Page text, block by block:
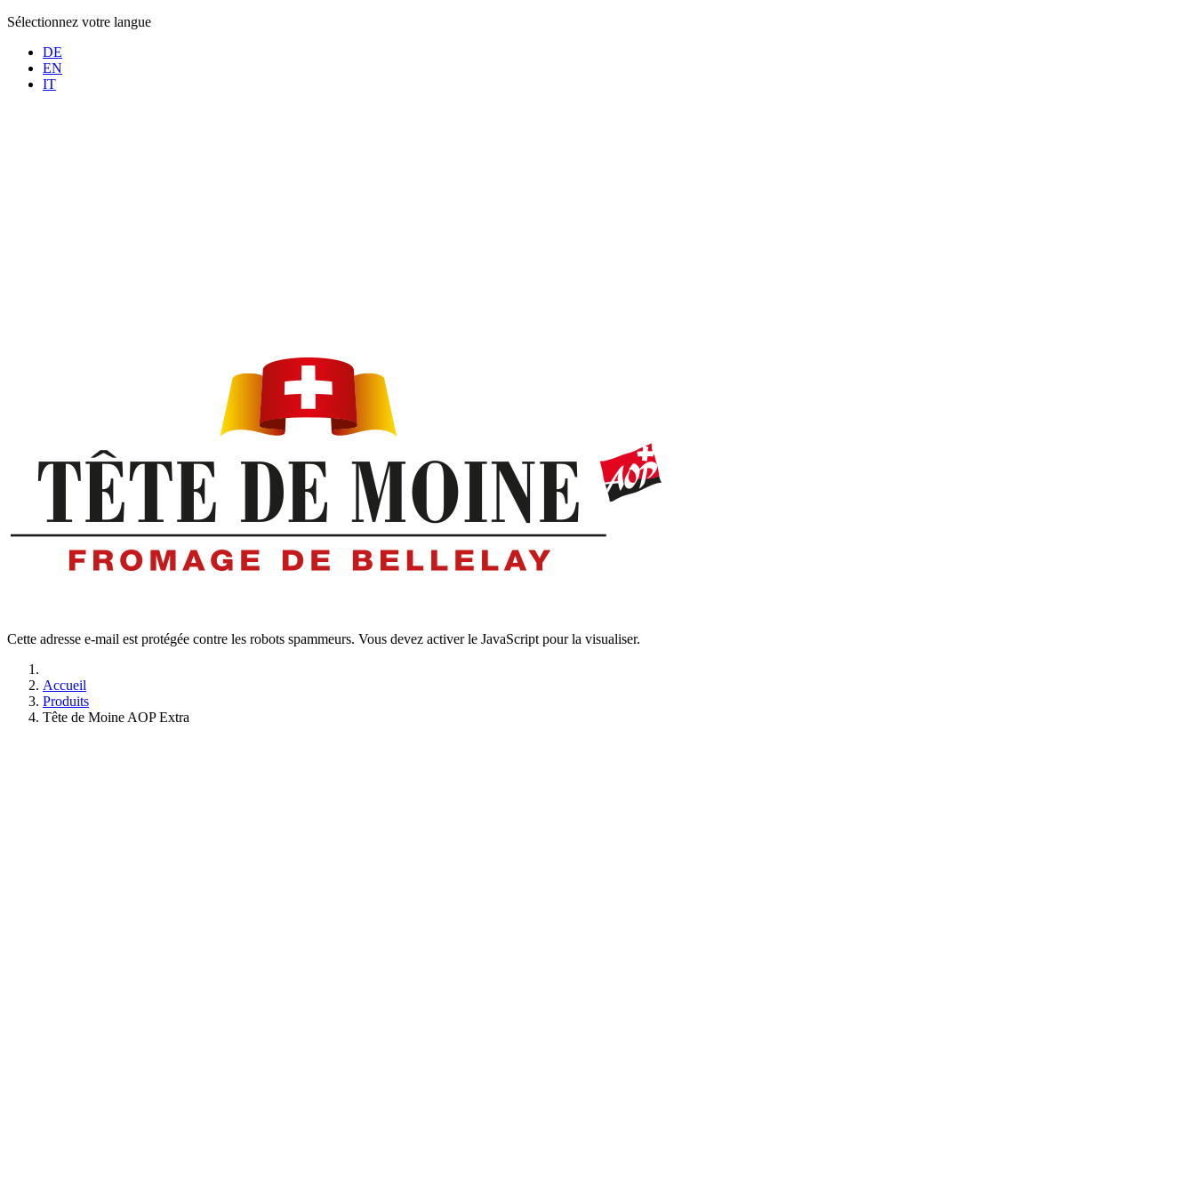
Sélectionnez votre langue
DE
EN
IT
Cette adresse e-mail est protégée contre les robots spammeurs. Vous devez activer le JavaScript pour la visualiser.
Accueil
Produits
Tête de Moine AOP Extra